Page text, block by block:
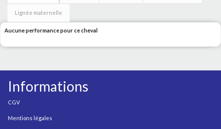
Lignée maternelle
Aucune performance pour ce cheval
Informations
CGV
Mentions légales